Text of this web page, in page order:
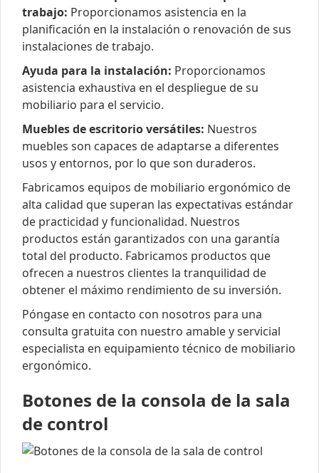
trabajo: Proporcionamos asistencia en la
planificación en la instalación o renovación de sus
instalaciones de trabajo.
Ayuda para la instalación: Proporcionamos
asistencia exhaustiva en el despliegue de su
mobiliario para el servicio.
Muebles de escritorio versátiles: Nuestros
muebles son capaces de adaptarse a diferentes
usos y entornos, por lo que son duraderos.
Fabricamos equipos de mobiliario ergonómico de
alta calidad que superan las expectativas estándar
de practicidad y funcionalidad. Nuestros
productos están garantizados con una garantía
total del producto. Fabricamos productos que
ofrecen a nuestros clientes la tranquilidad de
obtener el máximo rendimiento de su inversión.
Póngase en contacto con nosotros para una
consulta gratuita con nuestro amable y servicial
especialista en equipamiento técnico de mobiliario
ergonómico.
Botones de la consola de la sala
de control